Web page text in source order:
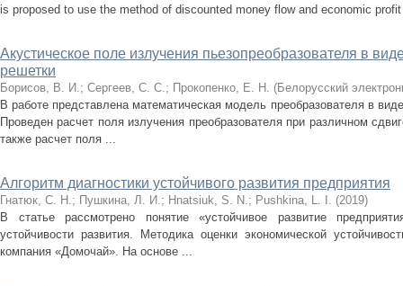
is proposed to use the method of discounted money flow and economic
Акустическое поле излучения пьезопреобразователя в
решетки
Борисов, В. И.; Сергеев, С. С.; Прокопенко, Е. Н. (Белорусский
В работе представлена математическая модель преобразователя в
Проведен расчет поля излучения преобразователя при различном
также расчет поля ...
Алгоритм диагностики устойчивого развития предприятия
Гнатюк, С. Н.; Пушкина, Л. И.; Hnatsiuk, S. N.; Pushkina, L. I. (2019)
В статье рассмотрено понятие «устойчивое развитие
устойчивости развития. Методика оценки экономической
компания «Домочай». На основе ...